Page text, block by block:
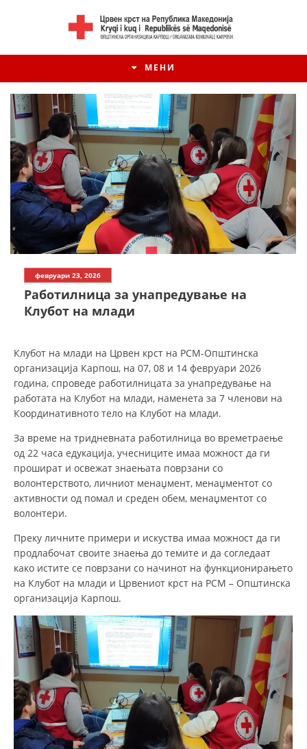
МЕНИ
СТРАТЕГИИ
БРОШУРИ
ПРЕЗЕНТАЦИИ
февруари 23, 2026
Работилница за унапредување на
Клубот на млади
Клубот на млади на Црвен крст на РСМ-Општинска
организација Карпош, на 07, 08 и 14 февруари 2026
година, спроведе работилницата за унапредување на
работата на Клубот на млади, наменета за 7 членови на
Координативното тело на Клубот на млади.
За време на тридневната работилница во времетраење
од 22 часa едукација, учесниците имаа можност да ги
прошират и освежат знаењата поврзани со
волонтерството, личниот менаџмент, менаџментот со
активности од помал и среден обем, менаџментот со
волонтери.
Преку личните примери и искуства имаа можност да ги
продлабочат своите знаења до темите и да согледаат
како истите се поврзани со начинот на функционирањето
на Клубот на млади и Црвениот крст на РСМ – Општинска
организација Карпош.